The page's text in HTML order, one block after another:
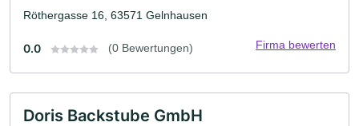
Röthergasse 16, 63571 Gelnhausen
0.0 (0 Bewertungen) Firma bewerten
Doris Backstube GmbH